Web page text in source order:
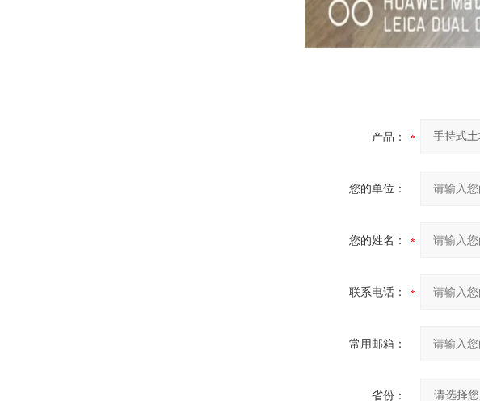
产品：
您的单位：
您的姓名：
联系电话：
常用邮箱：
省份：